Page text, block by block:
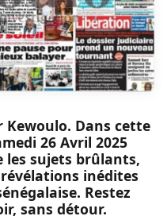
Dans cette
26 Avril 2025
les sujets brûlants,
inédites
Restez
sans détour.